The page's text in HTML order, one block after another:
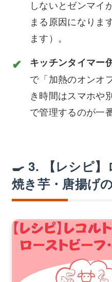
しないとゼンマイ
まる原因になりま
ます）。
キッチンタイマー
で「加熱のオンオ
き時間はスマホや
で管理するのが一
🍳 3. 【レシピ】
焼き芋・唐揚げ